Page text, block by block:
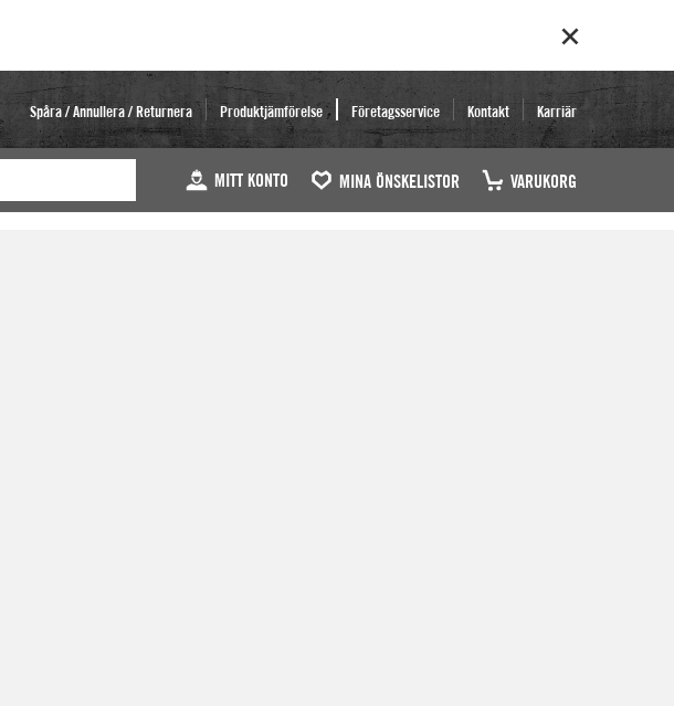
Spåra / Annullera / Returnera Produktjämförelse Företagsservice Kontakt Karriär
MITT KONTO MINA ÖNSKELISTOR VARUKORG